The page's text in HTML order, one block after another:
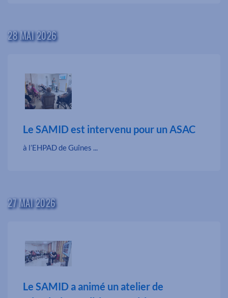
28 MAI 2026
Le SAMID est intervenu pour un ASAC
à l’EHPAD de Guînes ...
27 MAI 2026
Le SAMID a animé un atelier de